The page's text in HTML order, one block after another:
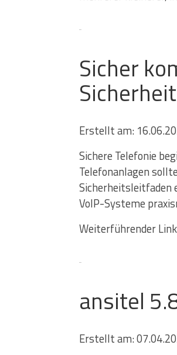
Sicher
Erstellt am:
Sichere Telefonie
Telefonanlagen
Sicherheitsleitfaden
VoIP-Systeme
Weiterführender
ansitel
Erstellt am: